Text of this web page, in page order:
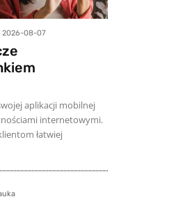
2026-08-07
aplikacji mobilnej
internetowymi.
łatwiej